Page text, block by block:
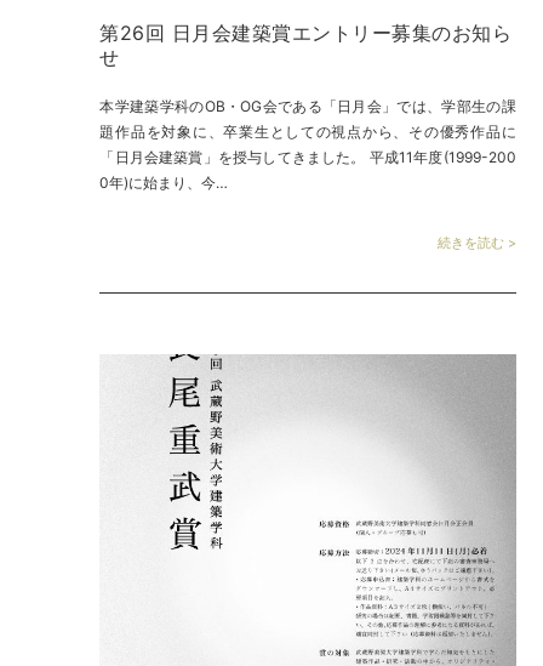
第26回 日月会建築賞エントリー募集のお知ら
せ
本学建築学科のOB・OG会である「日月会」では、学部生の課
題作品を対象に、卒業生としての視点から、その優秀作品に
「日月会建築賞」を授与してきました。 平成11年度(1999-200
0年)に始まり、今…
続きを読む >